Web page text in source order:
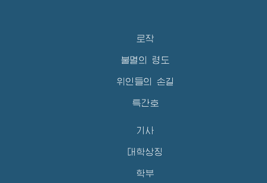
로작
불멸의 령도
위인들의 손길
특간호
기사
대학상징
학부